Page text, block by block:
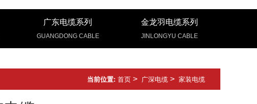
广东电缆系列
GUANGDONG CABLE
金龙羽电缆系列
JINLONGYU CABLE
当前位置: 首页 > 广深电缆 > 家装电缆